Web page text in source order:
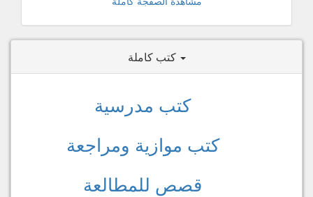
كتب كاملة
كتب مدرسية
كتب موازية ومراجعة
قصص للمطالعة